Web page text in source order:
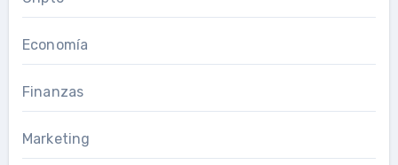
Economía
Finanzas
Marketing